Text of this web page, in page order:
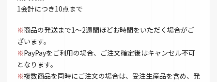
1会計につき10点まで
※商品の発送まで1～2週間ほどお時間をいただく場合がご
ざいます。
※PayPayをご利用の場合、ご注文確定後はキャンセル不可
となります。
※複数商品を同時にご注文の場合は、受注生産品を含め、発